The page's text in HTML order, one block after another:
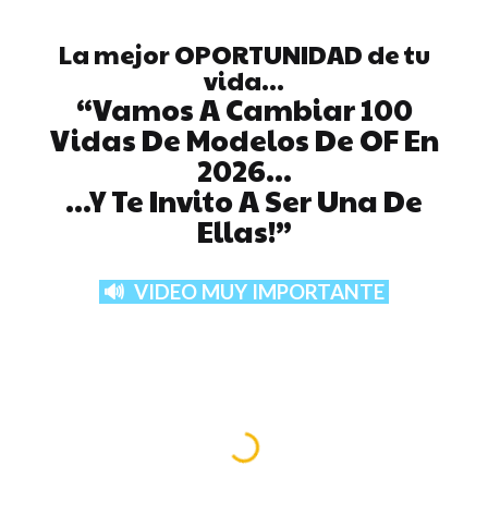
Skip to main content
La mejor OPORTUNIDAD de tu
vida...
“Vamos A Cambiar 100
Vidas De Modelos De OF En
2026...
...Y Te Invito A Ser Una De
Ellas!”
🔊 VIDEO MUY IMPORTANTE